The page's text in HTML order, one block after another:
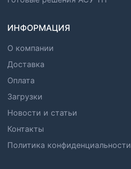
ИНФОРМАЦИЯ
О компании
Доставка
Оплата
Загрузки
Новости и статьи
Контакты
Политика конфиденциальности